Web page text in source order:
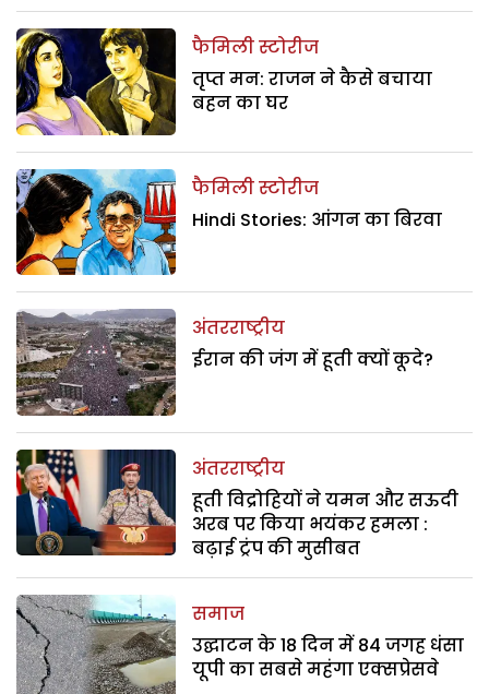
फैमिली स्टोरीज
तृप्त मन: राजन ने कैसे बचाया
बहन का घर
फैमिली स्टोरीज
Hindi Stories: आंगन का बिरवा
अंतरराष्ट्रीय
ईरान की जंग में हूती क्यों कूदे?
अंतरराष्ट्रीय
हूती विद्रोहियों ने यमन और सऊदी
अरब पर किया भयंकर हमला :
बढ़ाई ट्रंप की मुसीबत
समाज
उद्घाटन के 18 दिन में 84 जगह धंसा
यूपी का सबसे महंगा एक्सप्रेसवे